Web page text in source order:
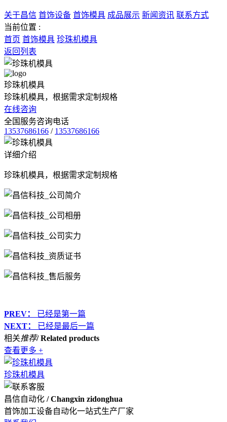
关于昌信 首饰设备 首饰模具 成品展示 新闻资讯 联系方式
当前位置 :
首页 首饰模具 珍珠机模具
返回列表
珍珠机模具
珍珠机模具，根据需求定制规格
在线咨询
全国服务咨询电话
13537686166 / 13537686166
详细介绍
珍珠机模具，根据需求定制规格
PREV：
已经是第一篇
NEXT：
已经是最后一篇
相关推荐/ Related products
查看更多 +
珍珠机模具
昌信自动化 / Changxin zidonghua
首饰加工设备自动化一站式生产厂家